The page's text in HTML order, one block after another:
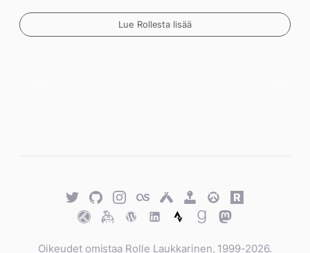
Lue Rollesta lisää
TwitterGitHubTwitterLast.fmUntappd
Retro
Achievements
Overwatch
Rawg.io
TraktKeybaseWordPress
WordPress
StravaGoodreads
Mastodon
Oikeudet omistaa Rolle Laukkarinen, 1999-2026.